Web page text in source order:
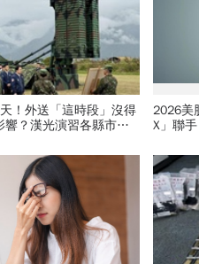
！外送「這時段」沒得
響？漢光演習各縣市管
2026美
X」聯